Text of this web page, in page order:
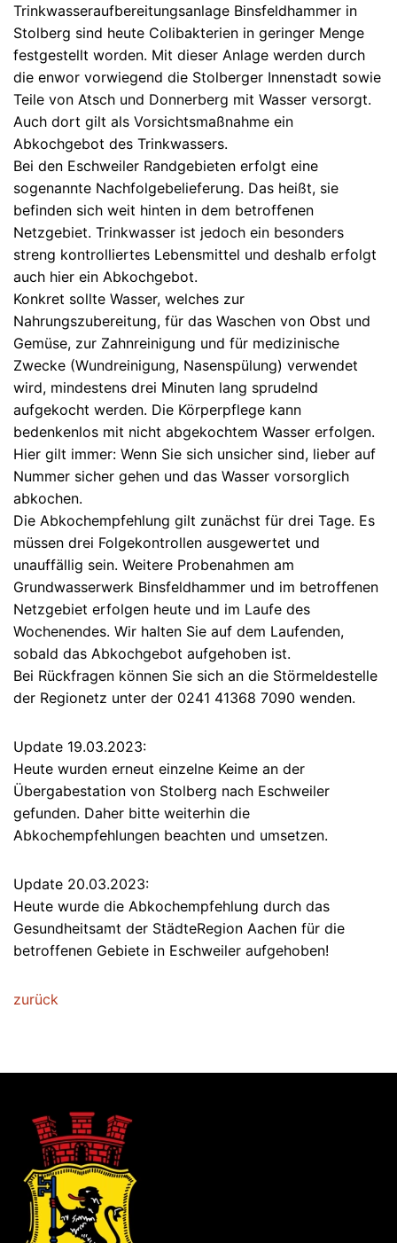
Trinkwasseraufbereitungsanlage Binsfeldhammer in
Stolberg sind heute Colibakterien in geringer Menge
festgestellt worden. Mit dieser Anlage werden durch
die enwor vorwiegend die Stolberger Innenstadt sowie
Teile von Atsch und Donnerberg mit Wasser versorgt.
Auch dort gilt als Vorsichtsmaßnahme ein
Abkochgebot des Trinkwassers.
Bei den Eschweiler Randgebieten erfolgt eine
sogenannte Nachfolgebelieferung. Das heißt, sie
befinden sich weit hinten in dem betroffenen
Netzgebiet. Trinkwasser ist jedoch ein besonders
streng kontrolliertes Lebensmittel und deshalb erfolgt
auch hier ein Abkochgebot.
Konkret sollte Wasser, welches zur
Nahrungszubereitung, für das Waschen von Obst und
Gemüse, zur Zahnreinigung und für medizinische
Zwecke (Wundreinigung, Nasenspülung) verwendet
wird, mindestens drei Minuten lang sprudelnd
aufgekocht werden. Die Körperpflege kann
bedenkenlos mit nicht abgekochtem Wasser erfolgen.
Hier gilt immer: Wenn Sie sich unsicher sind, lieber auf
Nummer sicher gehen und das Wasser vorsorglich
abkochen.
Die Abkochempfehlung gilt zunächst für drei Tage. Es
müssen drei Folgekontrollen ausgewertet und
unauffällig sein. Weitere Probenahmen am
Grundwasserwerk Binsfeldhammer und im betroffenen
Netzgebiet erfolgen heute und im Laufe des
Wochenendes. Wir halten Sie auf dem Laufenden,
sobald das Abkochgebot aufgehoben ist.
Bei Rückfragen können Sie sich an die Störmeldestelle
der Regionetz unter der 0241 41368 7090 wenden.
Update 19.03.2023:
Heute wurden erneut einzelne Keime an der
Übergabestation von Stolberg nach Eschweiler
gefunden. Daher bitte weiterhin die
Abkochempfehlungen beachten und umsetzen.
Update 20.03.2023:
Heute wurde die Abkochempfehlung durch das
Gesundheitsamt der StädteRegion Aachen für die
betroffenen Gebiete in Eschweiler aufgehoben!
zurück